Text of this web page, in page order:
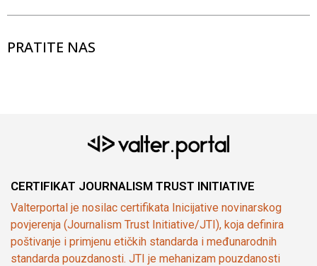
PRATITE NAS
CERTIFIKAT JOURNALISM TRUST INITIATIVE
Valterportal je nosilac certifikata Inicijative novinarskog
povjerenja (Journalism Trust Initiative/JTI), koja definira
poštivanje i primjenu etičkih standarda i međunarodnih
standarda pouzdanosti. JTI je mehanizam pouzdanosti